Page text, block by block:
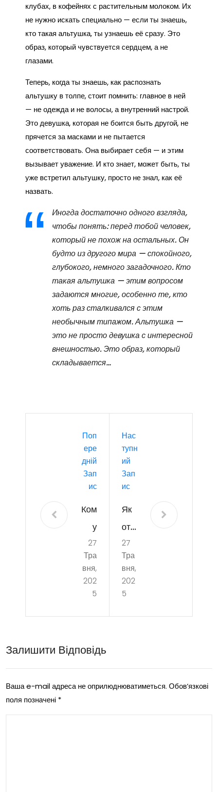
клубах, в кофейнях с растительным молоком. Их
не нужно искать специально — если ты знаешь,
кто такая альтушка, ты узнаешь её сразу. Это
образ, который чувствуется сердцем, а не
глазами.
Теперь, когда ты знаешь, как распознать
альтушку в толпе, стоит помнить: главное в ней
— не одежда и не волосы, а внутренний настрой.
Это девушка, которая не боится быть другой, не
прячется за масками и не пытается
соответствовать. Она выбирает себя — и этим
вызывает уважение. И кто знает, может быть, ты
уже встретил альтушку, просто не знал, как её
назвать.
Иногда достаточно одного взгляда,
чтобы понять: перед тобой человек,
который не похож на остальных. Он
будто из другого мира — спокойного,
глубокого, немного загадочного. Кто
такая альтушка — этим вопросом
задаются многие, особенно те, кто
хоть раз сталкивался с этим
необычным типажом. Альтушка —
это не просто девушка с интересной
внешностью. Это образ, который
складывается…
Поп
Ере
Дній
Зап
Ис
Ком
у
под
ход
ят
вин
иры
пок
аза
ния
27
Тра
вня,
202
5
Нас
Тупн
Ий
Зап
Ис
Як
отр
има
ти
без
пла
тні
реє
стр
27
Тра
вня,
202
5
Залишити Відповідь
Ваша e-mail адреса не оприлюднюватиметься. Обов’язкові
поля позначені *